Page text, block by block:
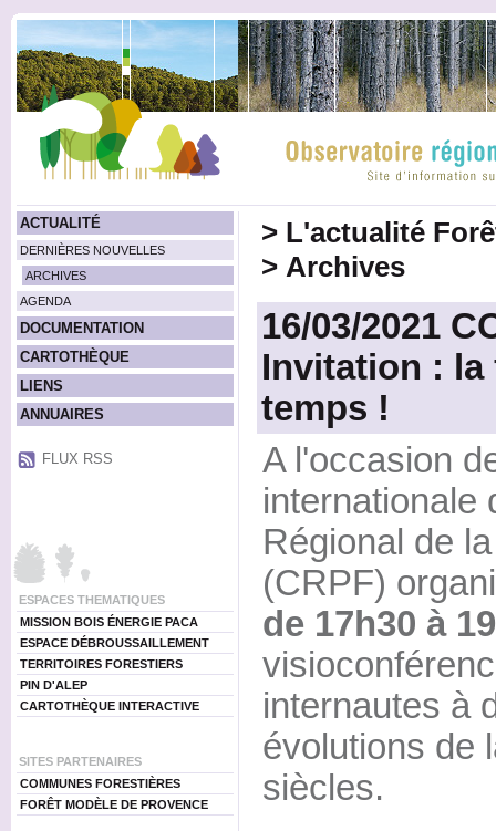
ACTUALITÉ
DERNIÈRES NOUVELLES
ARCHIVES
AGENDA
DOCUMENTATION
CARTOTHÈQUE
LIENS
ANNUAIRES
FLUX RSS
ESPACES THEMATIQUES
MISSION BOIS ÉNERGIE PACA
ESPACE DÉBROUSSAILLEMENT
TERRITOIRES FORESTIERS
PIN D'ALEP
CARTOTHÈQUE INTERACTIVE
SITES PARTENAIRES
COMMUNES FORESTIÈRES
FORÊT MODÈLE DE PROVENCE
> L'actualité
> Archives
16/03/2021
Invitation : la
temps !
A l'occasion
internationale
Régional de
(CRPF)
de 17h30 à
internautes à
évolutions de
siècles.